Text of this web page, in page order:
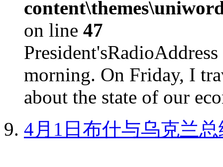
on line 47
morning. On Friday, I
about the state of our
4月1日布什与乌克兰